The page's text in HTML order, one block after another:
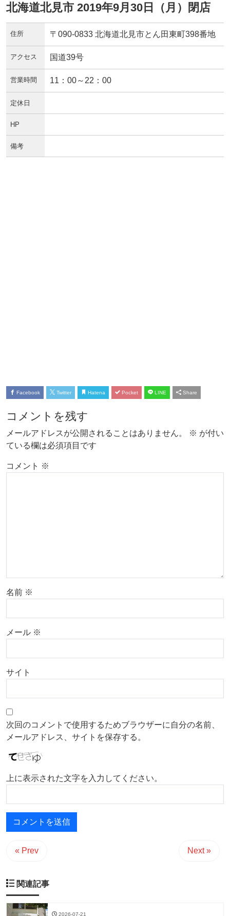
北海道北見市 2019年9月30日（月）閉店
住所 〒090-0833 北海道北見市とん田東町398番地
アクセス 国道39号
営業時間 11：00～22：00
定休日
HP
備考
Facebook Twitter Hatena Pocket LINE Share
コメントを残す
メールアドレスが公開されることはありません。 ※ が付い
ている欄は必須項目です
コメント ※
名前 ※
メール ※
サイト
次回のコメントで使用するためブラウザーに自分の名前、
メールアドレス、サイトを保存する。
上に表示された文字を入力してください。
« Prev Next »
関連記事
2026-07-21